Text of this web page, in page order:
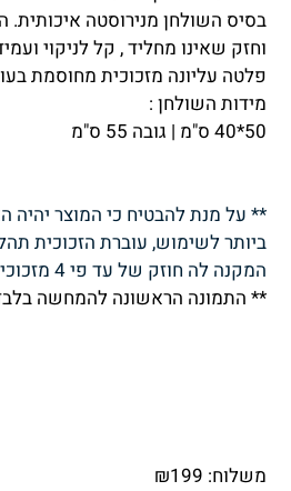
בסיס השולחן מנירוסטה איכותית.
וחזק שאינו מחליד , קל לניקוי
פלטה עליונה מזכוכית מחוסמת בעובי 8 מ"מ בצבע
מידות השולחן :
50*40 ס"מ | גובה 55 ס"מ
** על מנת להבטיח כי המוצר יהיה
ביותר לשימוש, עוברת הזכוכית
המקנה לה חוזק של עד פי 4 מזכוכית סטנדרטית.
** התמונה הראשונה להמחשה
משלוח: ₪199